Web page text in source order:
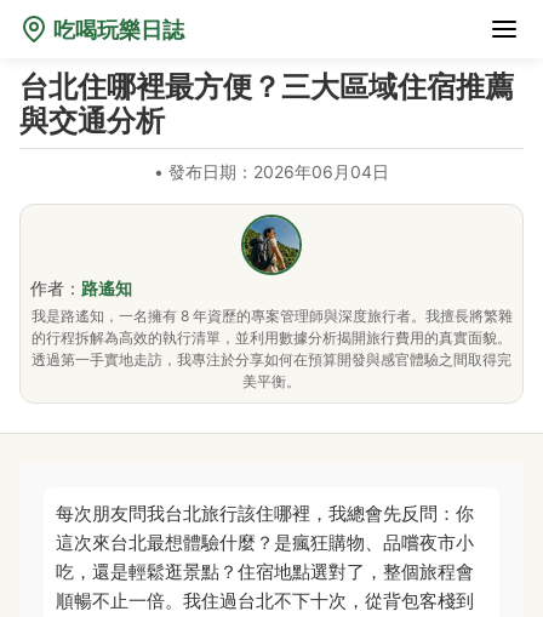
吃喝玩樂日誌
台北住哪裡最方便？三大區域住宿推薦
與交通分析
• 發布日期：2026年06月04日
作者： 路遙知
我是路遙知，一名擁有 8 年資歷的專案管理師與深度旅行者。我擅長將繁雜
的行程拆解為高效的執行清單，並利用數據分析揭開旅行費用的真實面貌。
透過第一手實地走訪，我專注於分享如何在預算開發與感官體驗之間取得完
美平衡。
每次朋友問我台北旅行該住哪裡，我總會先反問：你
這次來台北最想體驗什麼？是瘋狂購物、品嚐夜市小
吃，還是輕鬆逛景點？住宿地點選對了，整個旅程會
順暢不止一倍。我住過台北不下十次，從背包客棧到